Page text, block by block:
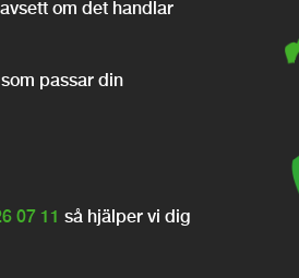
om det handlar
passar din
07 11 så hjälper vi dig